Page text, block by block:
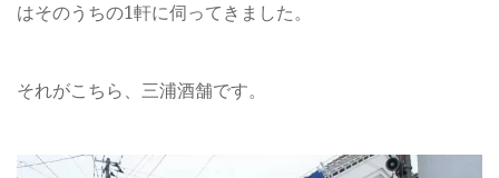
はそのうちの1軒に伺ってきました。
それがこちら、三浦酒舗です。